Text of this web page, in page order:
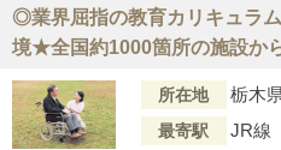
◎業界屈指の教育カリキュラ
境★全国約1000箇所の施設か
所在地
最寄駅 JR線